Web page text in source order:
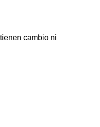
cambio ni